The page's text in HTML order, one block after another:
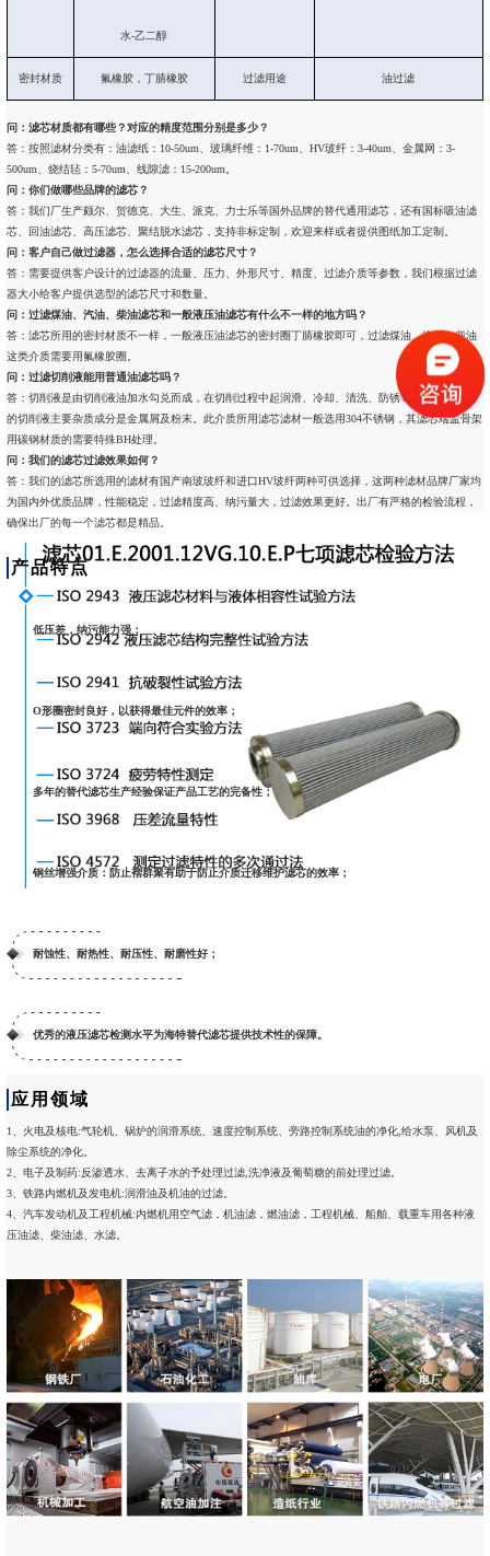
水-乙二醇
密封材质 氟橡胶，丁腈橡胶 过滤用途 油过滤
问：滤芯材质都有哪些？对应的精度范围分别是多少？
答：按照滤材分类有：油滤纸：10-50um、玻璃纤维：1-70um、HV玻纤：3-40um、金属网：3-
500um、烧结毡：5-70um、线隙滤：15-200um。
问：你们做哪些品牌的滤芯？
答：我们厂生产颇尔、贺德克、大生、派克、力士乐等国外品牌的替代通用滤芯，还有国标吸油滤
芯、回油滤芯、高压滤芯、聚结脱水滤芯，支持非标定制，欢迎来样或者提供图纸加工定制。
问：客户自己做过滤器，怎么选择合适的滤芯尺寸？
答：需要提供客户设计的过滤器的流量、压力、外形尺寸、精度、过滤介质等参数，我们根据过滤
器大小给客户提供选型的滤芯尺寸和数量。
问：过滤煤油、汽油、柴油滤芯和一般液压油滤芯有什么不一样的地方吗？
答：滤芯所用的密封材质不一样，一般液压油滤芯的密封圈丁腈橡胶即可，过滤煤油、汽油、柴油
这类介质需要用氟橡胶圈。
问：过滤切削液能用普通油滤芯吗？
答：切削液是由切削液油加水勾兑而成，在切削过程中起润滑、冷却、清洗、防锈等作用。使用后
的切削液主要杂质成分是金属屑及粉末。此介质所用滤芯滤材一般选用304不锈钢，其滤芯端盖骨架
用碳钢材质的需要特殊BH处理。
问：我们的滤芯过滤效果如何？
答：我们的滤芯所选用的滤材有国产南玻玻纤和进口HV玻纤两种可供选择，这两种滤材品牌厂家均
为国内外优质品牌，性能稳定，过滤精度高、纳污量大，过滤效果更好。出厂有严格的检验流程，
确保出厂的每一个滤芯都是精品。
产品特点
低压差，纳污能力强；
O形圈密封良好，以获得最佳元件的效率；
多年的替代滤芯生产经验保证产品工艺的完备性；
钢丝增强介质：防止褶群聚有助于防止介质迁移维护滤芯的效率；
耐蚀性、耐热性、耐压性、耐磨性好；
优秀的液压滤芯检测水平为海特替代滤芯提供技术性的保障。
应用领域
1、 火电及核电:气轮机、锅炉的润滑系统、速度控制系统、旁路控制系统油的净化,给水泵、风机及
除尘系统的净化。
2、电子及制药:反渗透水、去离子水的予处理过滤,洗净液及葡萄糖的前处理过滤。
3、铁路内燃机及发电机:润滑油及机油的过滤。
4、汽车发动机及工程机械:内燃机用空气滤，机油滤，燃油滤，工程机械、船舶、载重车用各种液
压油滤、柴油滤、水滤。